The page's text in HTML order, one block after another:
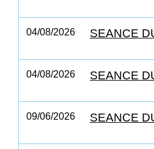
04/08/2026 SEANCE
04/08/2026 SEANCE
09/06/2026 SEANCE